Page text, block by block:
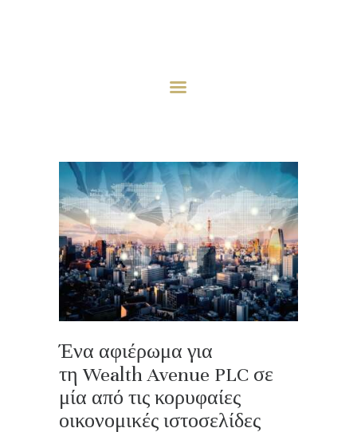
AQCUISITION
NEWS
CONTACT US
Ένα αφιέρωμα για
τη Wealth Avenue PLC σε
μία από τις κορυφαίες
οικονομικές ιστοσελίδες